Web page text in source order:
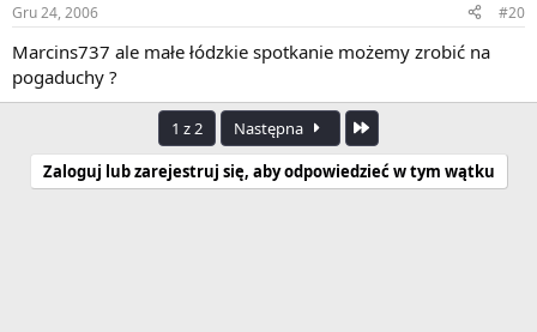
Gru 24, 2006 #20
Marcins737 ale małe łódzkie spotkanie możemy zrobić na
pogaduchy ?
1 z 2 Następna
Zaloguj lub zarejestruj się, aby odpowiedzieć w tym wątku